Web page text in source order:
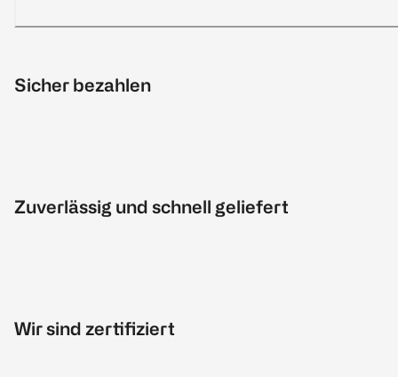
Sicher bezahlen
Zuverlässig und schnell geliefert
Wir sind zertifiziert